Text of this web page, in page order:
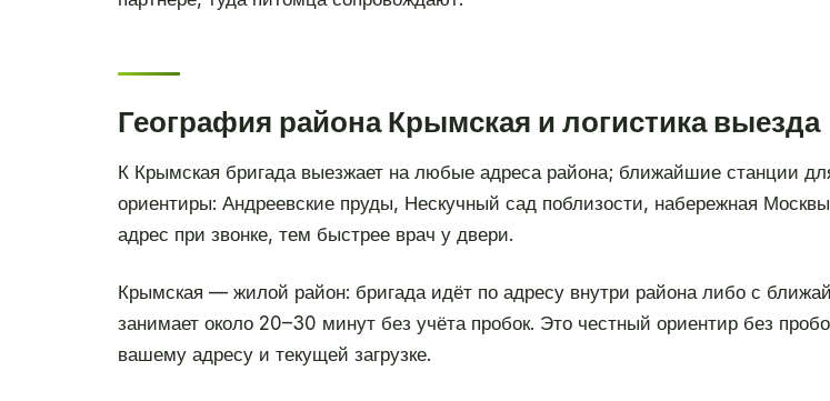
География района Крымская и логистика выезда
К Крымская бригада выезжает на любые адреса района; ближайшие станции
ориентиры: Андреевские пруды, Нескучный сад поблизости, набережная
адрес при звонке, тем быстрее врач у двери.
Крымская — жилой район: бригада идёт по адресу внутри района либо с
занимает около 20–30 минут без учёта пробок. Это честный ориентир без
вашему адресу и текущей загрузке.